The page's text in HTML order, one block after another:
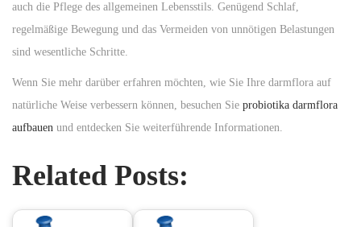
auch die Pflege des allgemeinen Lebensstils. Genügend Schlaf,
regelmäßige Bewegung und das Vermeiden von unnötigen Belastungen
sind wesentliche Schritte.
Wenn Sie mehr darüber erfahren möchten, wie Sie Ihre darmflora auf
natürliche Weise verbessern können, besuchen Sie probiotika darmflora
aufbauen und entdecken Sie weiterführende Informationen.
Related Posts: